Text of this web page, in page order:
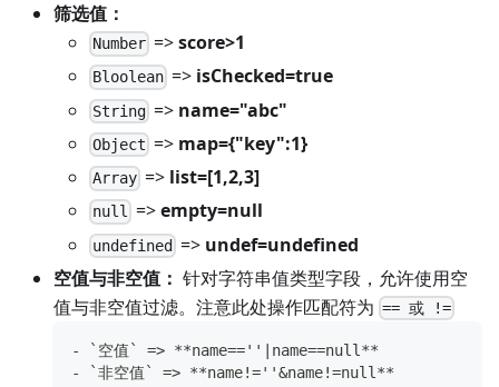
筛选值：
Number =>score>1
Bloolean => isChecked=true
String => name="abc"
Object => map={"key":1}
Array => list=[1,2,3]
null =>empty=null
undefined => undef=undefined
空值与非空值： 针对字符串值类型字段，允许使用空
值与非空值过滤。注意此处操作匹配符为 == 或 !=
- `空值` => **name==''|name==null**
- `非空值` => **name!=''&name!=null**